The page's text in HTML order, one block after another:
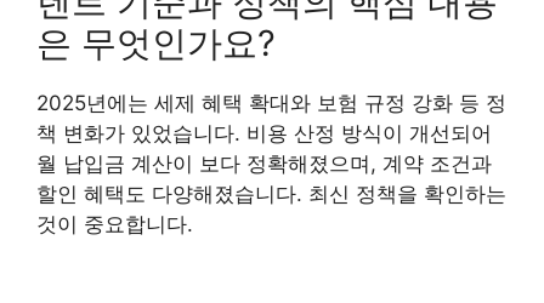
은 무엇인가요?
2025년에는 세제 혜택 확대와 보험 규정 강화 등 정
책 변화가 있었습니다. 비용 산정 방식이 개선되어
월 납입금 계산이 보다 정확해졌으며, 계약 조건과
할인 혜택도 다양해졌습니다. 최신 정책을 확인하는
것이 중요합니다.